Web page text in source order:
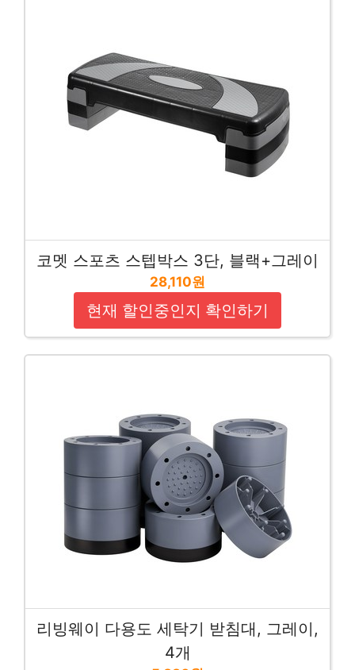
코멧 스포츠 스텝박스 3단, 블랙+그레이
28,110원
현재 할인중인지 확인하기
리빙웨이 다용도 세탁기 받침대, 그레이,
4개